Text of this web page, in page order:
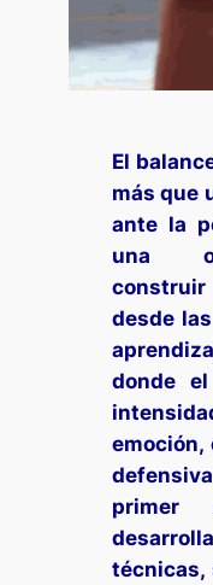
El
más que
ante la
una
desde
donde
emoción,
primer
técnicas,